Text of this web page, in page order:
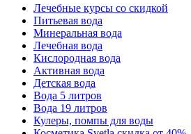
Лечебные курсы со скидкой
Питьевая вода
Минеральная вода
Лечебная вода
Кислородная вода
Активная вода
Детская вода
Вода 5 литров
Вода 19 литров
Кулеры, помпы для воды